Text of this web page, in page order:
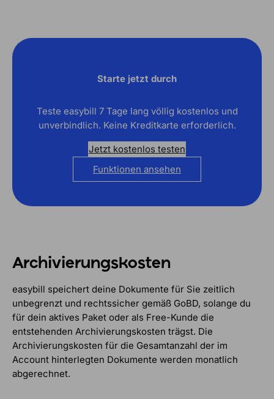
Starte jetzt durch
Teste easybill 7 Tage lang völlig kostenlos und
unverbindlich. Keine Kreditkarte erforderlich.
Jetzt kostenlos testen
Funktionen ansehen
Archivierungs­kosten
easybill speichert deine Dokumente für Sie zeitlich
unbegrenzt und rechtssicher gemäß GoBD, solange du
für dein aktives Paket oder als Free-Kunde die
entstehenden Archivierungskosten trägst. Die
Archivierungskosten für die Gesamtanzahl der im
Account hinterlegten Dokumente werden monatlich
abgerechnet.